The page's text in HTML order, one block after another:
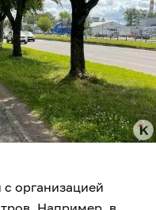
организацией